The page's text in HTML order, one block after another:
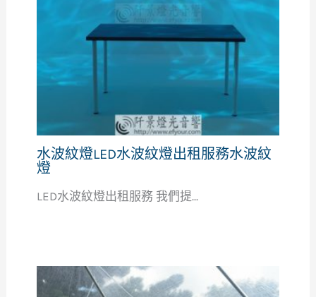
水波紋燈LED水波紋燈出租服務水波紋
燈
LED水波紋燈出租服務 我們提...